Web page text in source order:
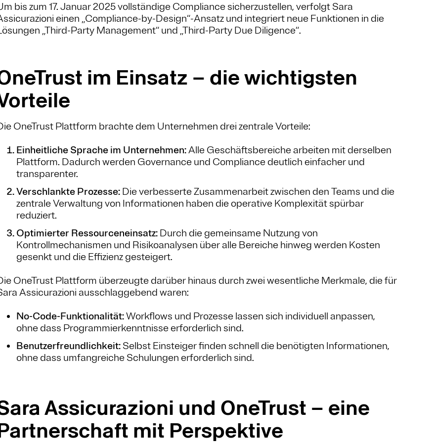
bis zum 17. Januar 2025 vollständige Compliance sicherzustellen, verfolgt Sara
einen „Compliance-by-Design“-Ansatz und integriert neue Funktionen in die
„Third-Party Management“ und „Third-Party Due Diligence“.
im Einsatz – die wichtigsten
OneTrust Plattform brachte dem Unternehmen drei zentrale Vorteile:
Einheitliche Sprache im Unternehmen:Alle Geschäftsbereiche arbeiten mit derselben
Plattform. Dadurch werden Governance und Compliance deutlich einfacher und
transparenter.
Verschlankte Prozesse: Die verbesserte Zusammenarbeit zwischen den Teams und die
zentrale Verwaltung von Informationen haben die operative Komplexität spürbar
reduziert.
Optimierter Ressourceneinsatz: Durch die gemeinsame Nutzung von
Kontrollmechanismen und Risikoanalysen über alle Bereiche hinweg werden Kosten
gesenkt und die Effizienz gesteigert.
OneTrust Plattform überzeugte darüber hinaus durch zwei wesentliche Merkmale, die für
Assicurazioni ausschlaggebend waren:
No-Code-Funktionalität:Workflows und Prozesse lassen sich individuell anpassen,
ohne dass Programmierkenntnisse erforderlich sind.
Benutzerfreundlichkeit: Selbst Einsteiger finden schnell die benötigten Informationen,
ohne dass umfangreiche Schulungen erforderlich sind.
Assicurazioni und OneTrust – eine
mit Perspektive